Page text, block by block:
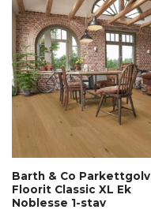
Barth & Co Parkettgolv
Floorit Classic XL Ek
Noblesse 1-stav